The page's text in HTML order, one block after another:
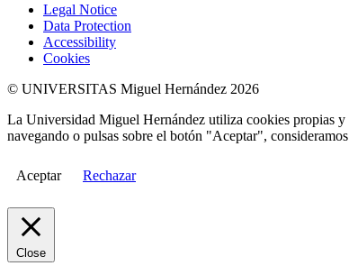
Legal Notice
Data Protection
Accessibility
Cookies
© UNIVERSITAS Miguel Hernández 2026
La Universidad Miguel Hernández utiliza cookies propias y
navegando o pulsas sobre el botón "Aceptar",
Aceptar Rechazar
Close